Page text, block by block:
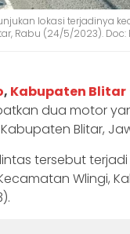
lokasi terjadinya
Rabu (24/5/2023). Doc:
, Kabupaten Blitar
dua motor
Blitar,
tersebut
Wlingi,